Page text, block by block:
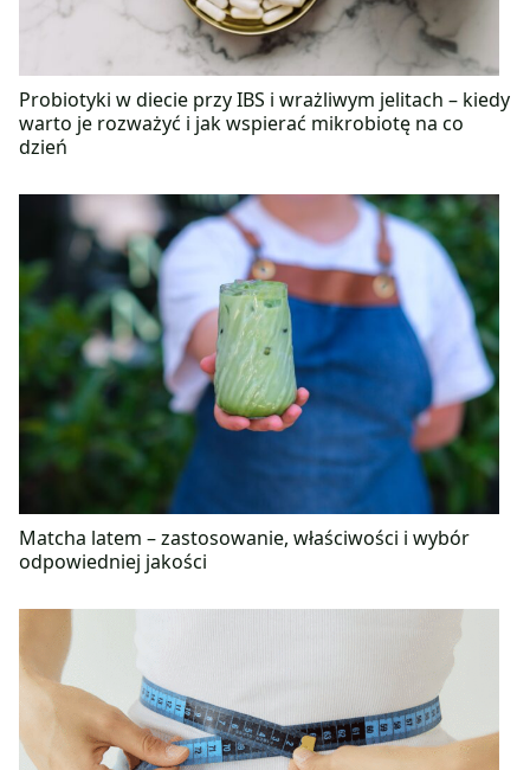
Probiotyki w diecie przy IBS i wrażliwym jelitach – kiedy
warto je rozważyć i jak wspierać mikrobiotę na co
dzień
Matcha latem – zastosowanie, właściwości i wybór
odpowiedniej jakości